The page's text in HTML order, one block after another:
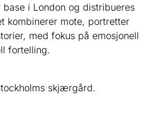
base i London og distribueres
kombinerer mote, portretter
med fokus på emosjonell
fortelling.
skjærgård.